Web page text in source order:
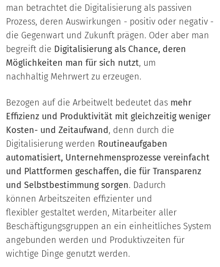
man betrachtet die Digitalisierung als passiven
Prozess, deren Auswirkungen - positiv oder negativ -
die Gegenwart und Zukunft prägen. Oder aber man
begreift die Digitalisierung als Chance, deren
Möglichkeiten man für sich nutzt, um
nachhaltig Mehrwert zu erzeugen.
Bezogen auf die Arbeitwelt bedeutet das mehr
Effizienz und Produktivität mit gleichzeitig weniger
Kosten- und Zeitaufwand, denn durch die
Digitalisierung werden Routineaufgaben
automatisiert, Unternehmensprozesse vereinfacht
und Plattformen geschaffen, die für Transparenz
und Selbstbestimmung sorgen. Dadurch
können Arbeitszeiten effizienter und
flexibler gestaltet werden, Mitarbeiter aller
Beschäftigungsgruppen an ein einheitliches System
angebunden werden und Produktivzeiten für
wichtige Dinge genutzt werden.